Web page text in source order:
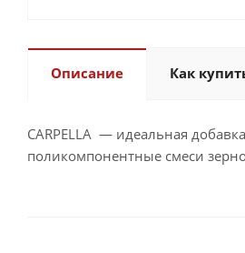
Описание Как
CARPELLA — идеальная
поликомпонентные смеси